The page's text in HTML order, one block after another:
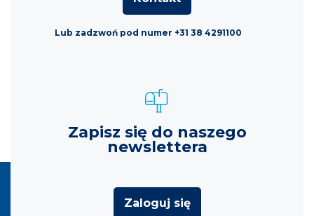
Lub zadzwoń pod numer +31 38 4291100
Zapisz się do naszego
newslettera
Zaloguj się